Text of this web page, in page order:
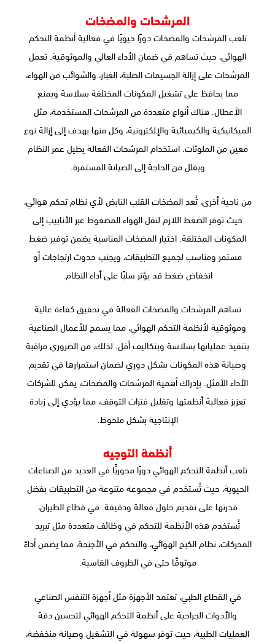
المرشحات والمضخات
تلعب المرشحات والمضخات دورًا حيويًا في فعالية أنظمة التحكم
الهوائي، حيث تساهم في ضمان الأداء العالي والموثوقية. تعمل
المرشحات على إزالة الجسيمات الصلبة، الغبار، والشوائب من الهواء،
مما يحافظ على تشغيل المكونات المختلفة بسلاسة ويمنع
الأعطال. هناك أنواع متعددة من المرشحات المستخدمة، مثل
الميكانيكية والكيميائية والإلكترونية، وكل منها يهدف إلى إزالة نوع
معين من الملوثات. استخدام المرشحات الفعالة يطيل عمر النظام
ويقلل من الحاجة إلى الصيانة المستمرة.
من ناحية أخرى، تُعد المضخات القلب النابض لأي نظام تحكم هوائي،
حيث توفر الضغط اللازم لنقل الهواء المضغوط عبر الأنابيب إلى
المكونات المختلفة. اختيار المضخات المناسبة يضمن توفير ضغط
مستمر ومناسب لجميع التطبيقات، ويجنب حدوث ارتجاجات أو
انخفاض ضغط قد يؤثر سلبًا على أداء النظام.
تساهم المرشحات والمضخات الفعالة في تحقيق كفاءة عالية
وموثوقية لأنظمة التحكم الهوائي، مما يسمح للأعمال الصناعية
بتنفيذ عملياتها بسلاسة وبتكاليف أقل. لذلك، من الضروري مراقبة
وصيانة هذه المكونات بشكل دوري لضمان استمرارها في تقديم
الأداء الأمثل. بإدراك أهمية المرشحات والمضخات، يمكن للشركات
تعزيز فعالية أنظمتها وتقليل فترات التوقف، مما يؤدي إلى زيادة
الإنتاجية بشكل ملحوظ.
أنظمة التوجيه
تلعب أنظمة التحكم الهوائي دورًا محوريًّا في العديد من الصناعات
الحيوية، حيث تُستخدم في مجموعة متنوعة من التطبيقات بفضل
قدرتها على تقديم حلول فعالة ودقيقة. في قطاع الطيران،
تُستخدم هذه الأنظمة للتحكم في وظائف متعددة مثل تبريد
المحركات، نظام الكبح الهوائي، والتحكم في الأجنحة، مما يضمن أداءً
موثوقًا حتى في الظروف القاسية.
في القطاع الطبي، تعتمد الأجهزة مثل أجهزة التنفس الصناعي
والأدوات الجراحية على أنظمة التحكم الهوائي لتحسين دقة
العمليات الطبية، حيث توفر سهولة في التشغيل وصيانة منخفضة،